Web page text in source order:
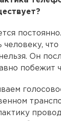
человеку,
Он
побежит